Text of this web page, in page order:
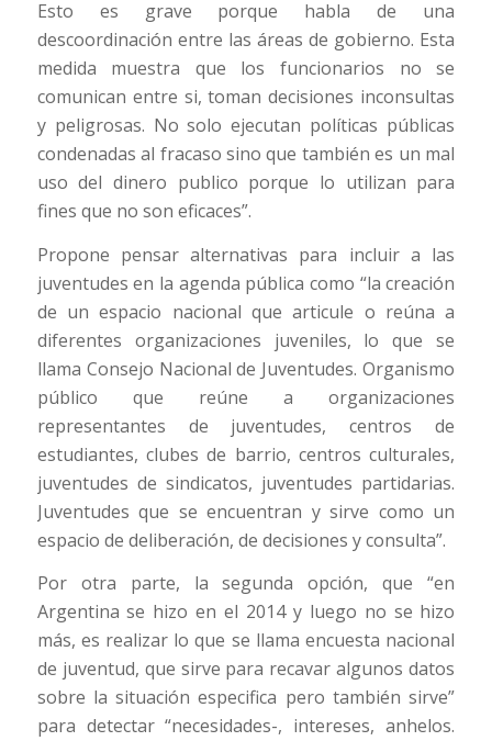
Esto es grave porque habla de una
descoordinación entre las áreas de gobierno. Esta
medida muestra que los funcionarios no se
comunican entre si, toman decisiones inconsultas
y peligrosas. No solo ejecutan políticas públicas
condenadas al fracaso sino que también es un mal
uso del dinero publico porque lo utilizan para
fines que no son eficaces”.
Propone pensar alternativas para incluir a las
juventudes en la agenda pública como “la creación
de un espacio nacional que articule o reúna a
diferentes organizaciones juveniles, lo que se
llama Consejo Nacional de Juventudes. Organismo
público que reúne a organizaciones
representantes de juventudes, centros de
estudiantes, clubes de barrio, centros culturales,
juventudes de sindicatos, juventudes partidarias.
Juventudes que se encuentran y sirve como un
espacio de deliberación, de decisiones y consulta”.
Por otra parte, la segunda opción, que “en
Argentina se hizo en el 2014 y luego no se hizo
más, es realizar lo que se llama encuesta nacional
de juventud, que sirve para recavar algunos datos
sobre la situación especifica pero también sirve”
para detectar “necesidades-, intereses, anhelos.